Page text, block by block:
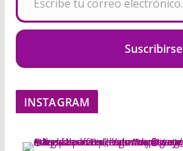
Suscribirse
INSTAGRAM